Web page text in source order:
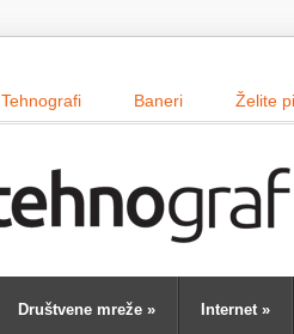
Tehnografi Baneri Želite
Društvene mreže » Internet»